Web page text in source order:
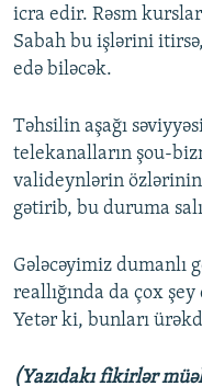
icra edir. Rəsm
Sabah bu işlərini
edə biləcək.
Təhsilin aşağı
telekanalların şou-
valideynlərin
gətirib, bu duruma
Gələcəyimiz dumanlı
reallığında da çox
Yetər ki, bunları
(Yazıdakı fikirlər